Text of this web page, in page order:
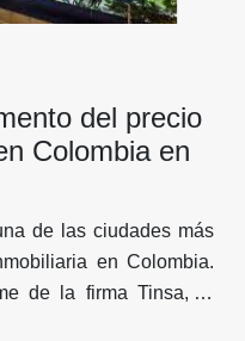
del precio
Colombia en
de las ciudades más
en Colombia.
de la firma Tinsa, el
en la capital